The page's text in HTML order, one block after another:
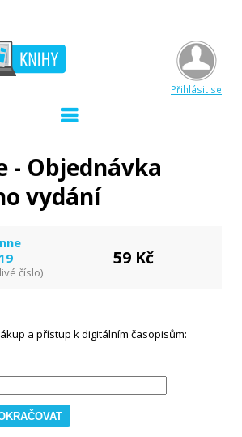
Přihlásit se
- Objednávka
vydání
číslo)
59 Kč
a přístup k digitálním časopisům: